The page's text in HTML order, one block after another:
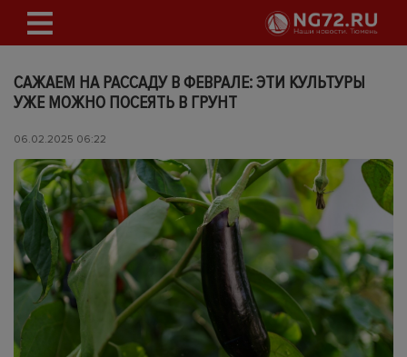
САЖАЕМ НА РАССАДУ В ФЕВРАЛЕ: ЭТИ КУЛЬТУРЫ
УЖЕ МОЖНО ПОСЕЯТЬ В ГРУНТ
06.02.2025 06:22